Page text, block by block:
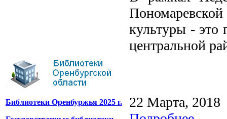
Библиотеки Оренбуржья 2025 г.
культуры - это
центральной
22 Марта, 2018